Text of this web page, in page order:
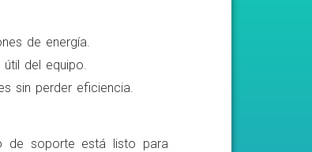
de energía.
del equipo.
sin perder eficiencia.
de soporte está listo para